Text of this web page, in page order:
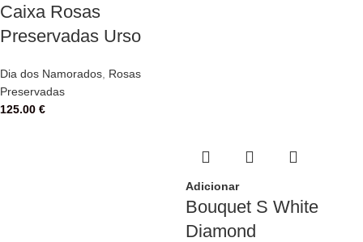
Caixa Rosas
Preservadas Urso
Dia dos Namorados Rosas
Preservadas
125.00 €
Adicionar
Bouquet S White
Diamond